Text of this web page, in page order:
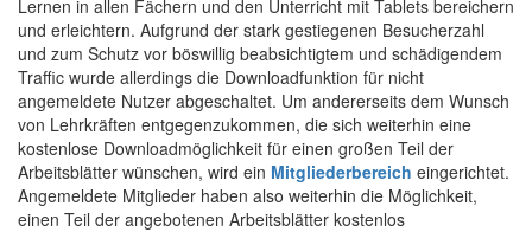
Lernen in allen Fächern und den Unterricht mit Tablets bereichern
und erleichtern. Aufgrund der stark gestiegenen Besucherzahl
und zum Schutz vor böswillig beabsichtigtem und schädigendem
Traffic wurde allerdings die Downloadfunktion für nicht
angemeldete Nutzer abgeschaltet. Um andererseits dem Wunsch
von Lehrkräften entgegenzukommen, die sich weiterhin eine
kostenlose Downloadmöglichkeit für einen großen Teil der
Arbeitsblätter wünschen, wird ein Mitgliederbereich eingerichtet.
Angemeldete Mitglieder haben also weiterhin die Möglichkeit,
einen Teil der angebotenen Arbeitsblätter kostenlos